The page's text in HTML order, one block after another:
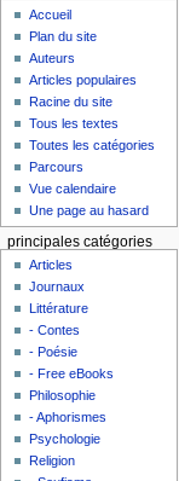
Accueil
Plan du site
Auteurs
Articles populaires
Racine du site
Tous les textes
Toutes les catégories
Parcours
Vue calendaire
Une page au hasard
principales catégories
Articles
Journaux
Littérature
- Contes
- Poésie
- Free eBooks
Philosophie
- Aphorismes
Psychologie
Religion